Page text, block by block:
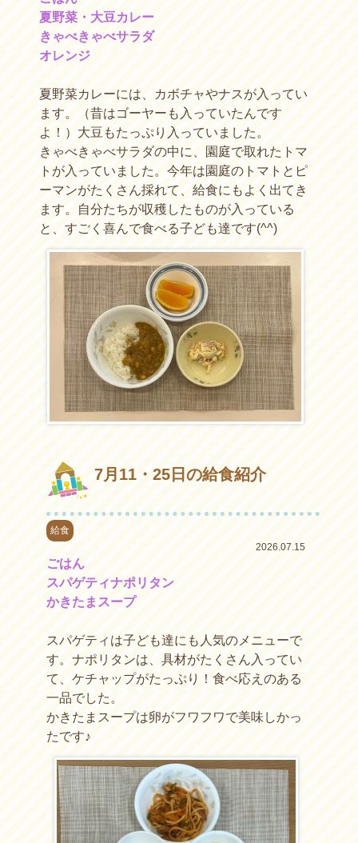
夏野菜・大豆カレー
きゃべきゃべサラダ
オレンジ
夏野菜カレーには、カボチャやナスが入ってい
ます。（昔はゴーヤーも入っていたんです
よ！）大豆もたっぷり入っていました。
きゃべきゃべサラダの中に、園庭で取れたトマ
トが入っていました。今年は園庭のトマトとピ
ーマンがたくさん採れて、給食にもよく出てき
ます。自分たちが収穫したものが入っている
と、すごく喜んで食べる子ども達です(^^)
7月11・25日の給食紹介
給食
2026.07.15
ごはん
スパゲティナポリタン
かきたまスープ
スパゲティは子ども達にも人気のメニューで
す。ナポリタンは、具材がたくさん入ってい
て、ケチャップがたっぷり！食べ応えのある
一品でした。
かきたまスープは卵がフワフワで美味しかっ
たです♪